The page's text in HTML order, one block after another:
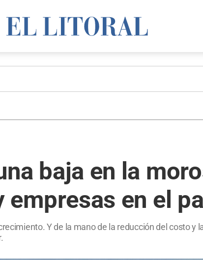
baja en la
en el
Y de la mano de la reducción del costo y